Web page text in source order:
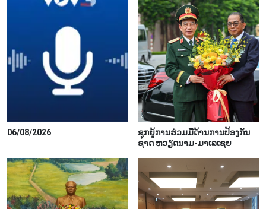
06/08/2026
ຊຸກ​ຍູ້​ການ​ຮ່ວມ​ມື​ດ້ານ​ການ​ປ້ອງ​ກັນ​
ຊາດ ຫວຽດ​ນາມ-ມາ​ເລ​ເຊຍ